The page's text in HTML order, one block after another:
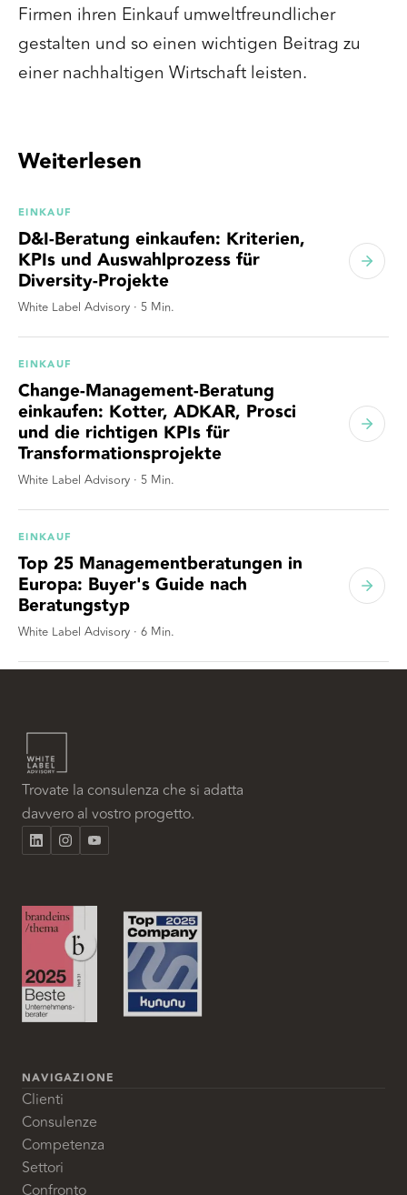
Firmen ihren Einkauf umweltfreundlicher
gestalten und so einen wichtigen Beitrag zu
einer nachhaltigen Wirtschaft leisten.
Weiterlesen
EINKAUF
D&I-Beratung einkaufen: Kriterien,
KPIs und Auswahlprozess für
Diversity-Projekte
White Label Advisory · 5 Min.
EINKAUF
Change-Management-Beratung
einkaufen: Kotter, ADKAR, Prosci
und die richtigen KPIs für
Transformationsprojekte
White Label Advisory · 5 Min.
EINKAUF
Top 25 Managementberatungen in
Europa: Buyer's Guide nach
Beratungstyp
White Label Advisory · 6 Min.
Trovate la consulenza che si adatta
davvero al vostro progetto.
NAVIGAZIONE
Clienti
Consulenze
Competenza
Settori
Confronto